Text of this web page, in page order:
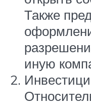
Также
иную